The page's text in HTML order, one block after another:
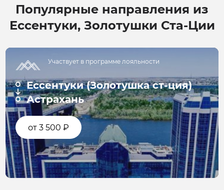
Популярные направления из
Ессентуки, Золотушки Ста-Ции
Участвует в программе лояльности
Ессентуки (Золотушка ст-ция)
Волгоград Южный
от 1 810 ₽